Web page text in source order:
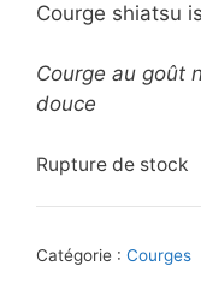
initial
3,50 €.
Courge shiatsu
Courge au goût
douce
Rupture de stock
Catégorie : Courges